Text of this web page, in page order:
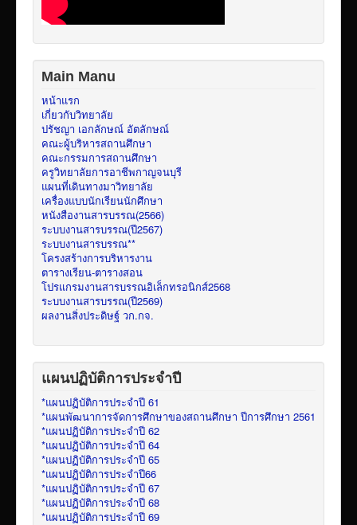
Main Manu
หน้าแรก
เกี่ยวกับวิทยาลัย
ปรัชญา เอกลักษณ์ อัตลักษณ์
คณะผู้บริหารสถานศึกษา
คณะกรรมการสถานศึกษา
ครูวิทยาลัยการอาชีพกาญจนบุรี
แผนที่เดินทางมาวิทยาลัย
เครื่องแบบนักเรียนนักศึกษา
หนังสืองานสารบรรณ(2566)
ระบบงานสารบรรณ(ปี2567)
ระบบงานสารบรรณ**
โครงสร้างการบริหารงาน
ตารางเรียน-ตารางสอน
โปรแกรมงานสารบรรณอิเล็กทรอนิกส์2568
ระบบงานสารบรรณ(ปี2569)
ผลงานสิ่งประดิษฐ์ วก.กจ.
แผนปฏิบัติการประจำปี
*แผนปฏิบัติการประจำปี 61
*แผนพัฒนาการจัดการศึกษาของสถานศึกษา ปีการศึกษา 2561
*แผนปฏิบัติการประจำปี 62
*แผนปฏิบัติการประจำปี 64
*แผนปฏิบัติการประจำปี 65
*แผนปฏิบัติการประจำปี66
*แผนปฏิบัติการประจำปี 67
*แผนปฏิบัติการประจำปี 68
*แผนปฏิบัติการประจำปี 69